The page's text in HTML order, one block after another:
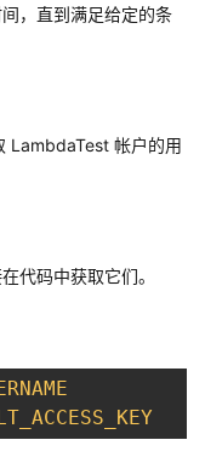
，直到满足给定的条
LambdaTest 帐户的用
代码中获取它们。